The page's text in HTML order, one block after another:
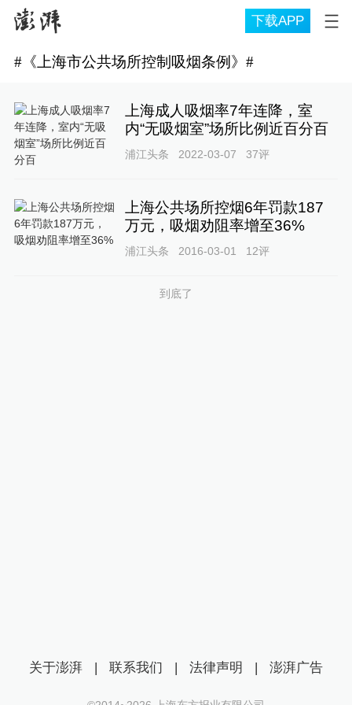
下载APP
#《上海市公共场所控制吸烟条例》 #
上海成人吸烟率7年连降，室
内“无吸烟室”场所比例近百分百
浦江头条 2022-03-07 37评
上海公共场所控烟6年罚款187
万元，吸烟劝阻率增至36%
浦江头条 2016-03-01 12评
到底了
关于澎湃 | 联系我们 | 法律声明 | 澎湃广告